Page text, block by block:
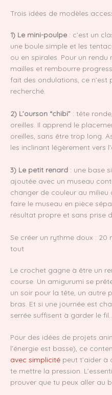
Trois idées de modèles
1) Le mini-poulpe : c’est un
une boule simple et les
ou en spirales. Pour un
mailles et rembourre
fait des ondulations, ce n’est
recherché.
2) L’ourson “chibi” : tête
oreilles. Il apprend le
oreilles, sans être trop long.
les inclinant légèrement vers
3) Le petit renard : une base
ajoutée avec un museau
changer de couleur au milieu
faire le museau en pièce
résultat propre et sans prise
Se créer un rythme doux : 20
tout
Le crochet gagne à être un
course. Un amigurumi se
un soir pour la tête, un autre
bras. Et si une journée est
serrée suffisent à garder le
Pour des idées de projets
l’énergie est basse), ce
avec simplicité peut t’aider à
te mettre la pression.
prouver que tu peux aller au